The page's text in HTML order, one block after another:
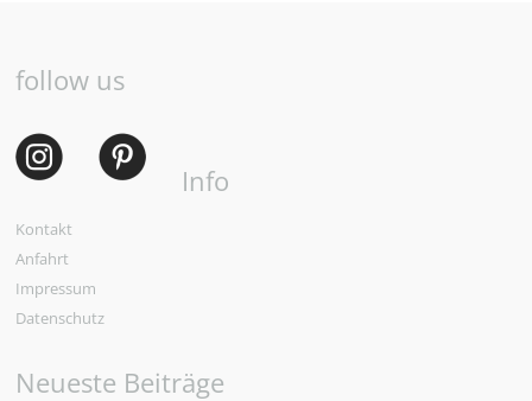
follow us
Info
Kontakt
Anfahrt
Impressum
Datenschutz
Neueste Beiträge